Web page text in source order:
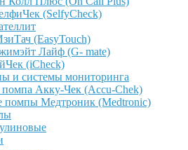
(SelfyCheck)
(EasyTouch)
Лайф (G- mate)
(iCheck)
и системы мониторинга
Акку-Чек (Accu-Chek)
помпы Медтроник (Medtronic)